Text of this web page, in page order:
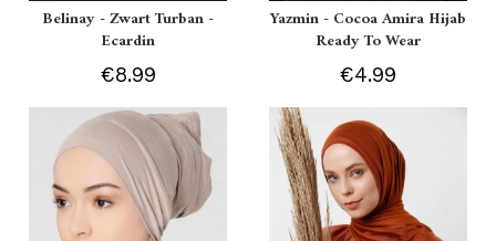
Belinay - Zwart Turban -
Ecardin
€8.99
Yazmin - Cocoa Amira Hijab
Ready To Wear
€4.99